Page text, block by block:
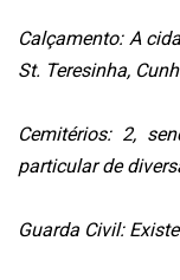
Calçamento: A
St. Teresinha,
Cemitérios: 2,
particular de
Guarda Civil: